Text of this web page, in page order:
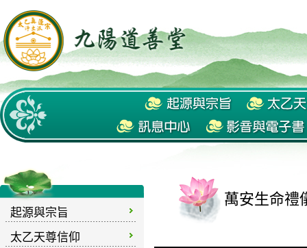
起源與宗旨
太乙天尊信仰
萬安生命禮